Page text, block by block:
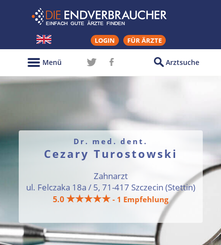
LOGIN FÜR ÄRZTE
Arztsuche
Menü
Dr. med. dent.
Cezary Turostowski
Zahnarzt
ul. Felczaka 18a / 5, 71-417 Szczecin (Stettin)
5.0★★★★★ - 1 Empfehlung